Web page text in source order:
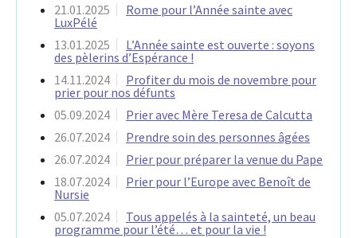
21.01.2025
Rome pour l’Année sainte avec
LuxPélé
13.01.2025
L’Année sainte est ouverte : soyons
des pèlerins d’Espérance !
14.11.2024
Profiter du mois de novembre pour
prier pour nos défunts
05.09.2024
Prier avec Mère Teresa de Calcutta
26.07.2024
Prendre soin des personnes âgées
26.07.2024
Prier pour préparer la venue du Pape
18.07.2024
Prier pour l’Europe avec Benoît de
Nursie
05.07.2024
Tous appelés à la sainteté, un beau
programme pour l’été… et pour la vie !